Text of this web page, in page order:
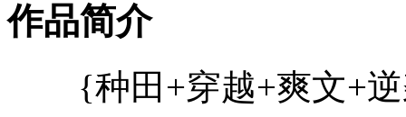
作品简介
{种田+穿越+爽文+逆